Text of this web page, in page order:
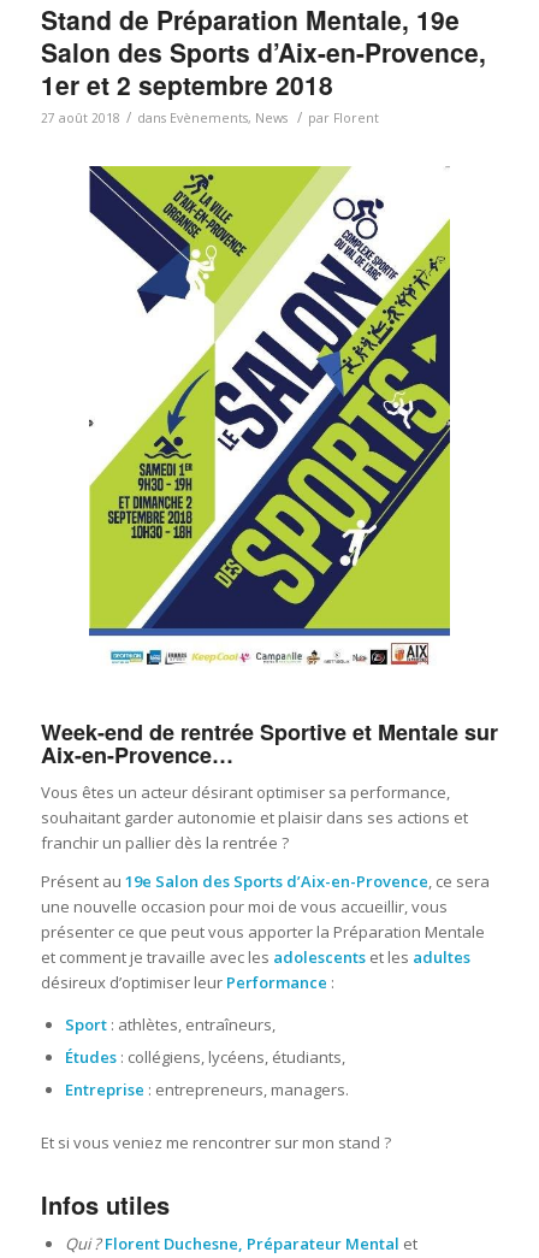
Stand de Préparation Mentale, 19e
Salon des Sports d’Aix-en-Provence,
1er et 2 septembre 2018
27 août 2018 / dans Evènements, News / par Florent
Week-end de rentrée Sportive et Mentale sur
Aix-en-Provence…
Vous êtes un acteur désirant optimiser sa performance,
souhaitant garder autonomie et plaisir dans ses actions et
franchir un pallier dès la rentrée ?
Présent au 19e Salon des Sports d’Aix-en-Provence, ce sera
une nouvelle occasion pour moi de vous accueillir, vous
présenter ce que peut vous apporter la Préparation Mentale
et comment je travaille avec les adolescentset les adultes
désireux d’optimiser leur Performance :
Sport: athlètes, entraîneurs,
Études: collégiens, lycéens, étudiants,
Entreprise : entrepreneurs, managers.
Et si vous veniez me rencontrer sur mon stand ?
Infos utiles
Qui ? Florent Duchesne, Préparateur Mental et